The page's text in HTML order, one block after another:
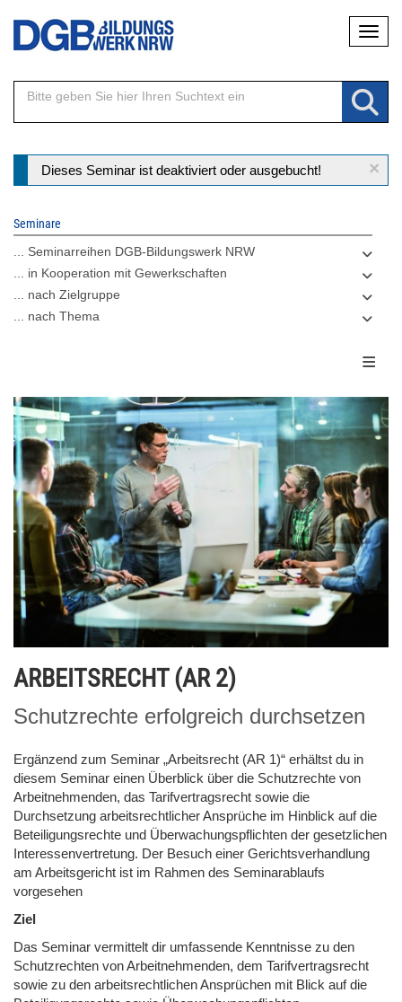
Direkt
Inhalt
×
Statusmeldung
Dieses Seminar ist deaktiviert oder ausgebucht!
Seminare
... Seminarreihen DGB-Bildungswerk NRW
... in Kooperation mit Gewerkschaften
... nach Zielgruppe
... nach Thema
ARBEITSRECHT (AR 2)
Schutzrechte erfolgreich durchsetzen
Ergänzend zum Seminar „Arbeitsrecht (AR 1)“ erhältst du in
diesem Seminar einen Überblick über die Schutzrechte von
Arbeitnehmenden, das Tarifvertragsrecht sowie die
Durchsetzung arbeitsrechtlicher Ansprüche im Hinblick auf die
Beteiligungsrechte und Überwachungspflichten der gesetzlichen
Interessenvertretung. Der Besuch einer Gerichtsverhandlung
am Arbeitsgericht ist im Rahmen des Seminarablaufs
vorgesehen
Ziel
Das Seminar vermittelt dir umfassende Kenntnisse zu den
Schutzrechten von Arbeitnehmenden, dem Tarifvertragsrecht
sowie zu den arbeitsrechtlichen Ansprüchen mit Blick auf die